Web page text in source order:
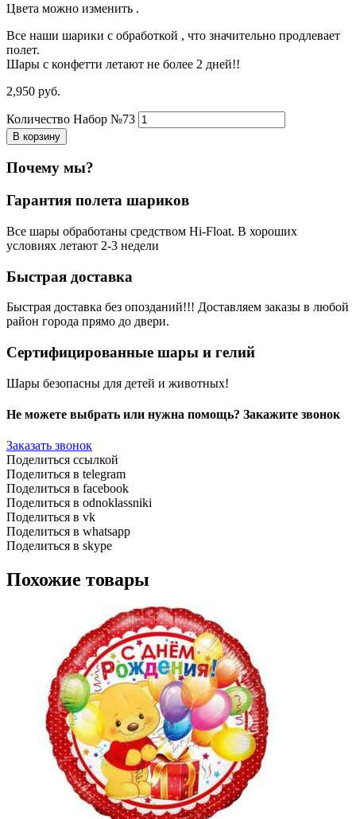
Цвета можно изменить .
Все наши шарики с обработкой , что значительно продлевает
полет.
Шары с конфетти летают не более 2 дней!!
2,950 руб.
Количество Набор №73
В корзину
Почему мы?
Гарантия полета шариков
Все шары обработаны средством Hi-Float. В хороших
условиях летают 2-3 недели
Быстрая доставка
Быстрая доставка без опозданий!!! Доставляем заказы в любой
район города прямо до двери.
Сертифицированные шары и гелий
Шары безопасны для детей и животных!
Не можете выбрать или нужна помощь? Закажите звонок
Заказать звонок
Поделиться ссылкой
Поделиться в telegram
Поделиться в facebook
Поделиться в odnoklassniki
Поделиться в vk
Поделиться в whatsapp
Поделиться в skype
Похожие товары